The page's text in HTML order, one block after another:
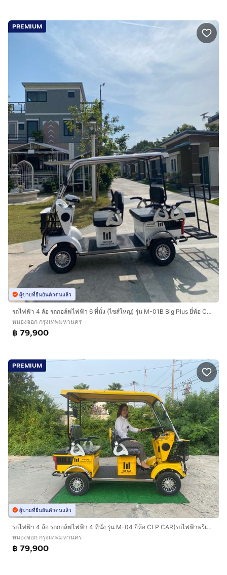
PREMIUM
ผู้ขายที่ยืนยันตัวตนแล้ว
รถไฟฟ้า 4 ล้อ รถกอล์ฟไฟฟ้า 6 ที่นั่ง (ไซส์ใหญ่) รุ่น M-01B Big Plus ยี่ห้อ CLP CAR (รถไฟฟ้าพรีเมี่ยม)
หนองจอก กรุงเทพมหานคร
฿ 79,900
PREMIUM
ผู้ขายที่ยืนยันตัวตนแล้ว
รถไฟฟ้า 4 ล้อ รถกอล์ฟไฟฟ้า 4 ที่นั่ง รุ่น M-04 ยี่ห้อ CLP CAR(รถไฟฟ้าพรีเมี่ยม)
หนองจอก กรุงเทพมหานคร
฿ 79,900